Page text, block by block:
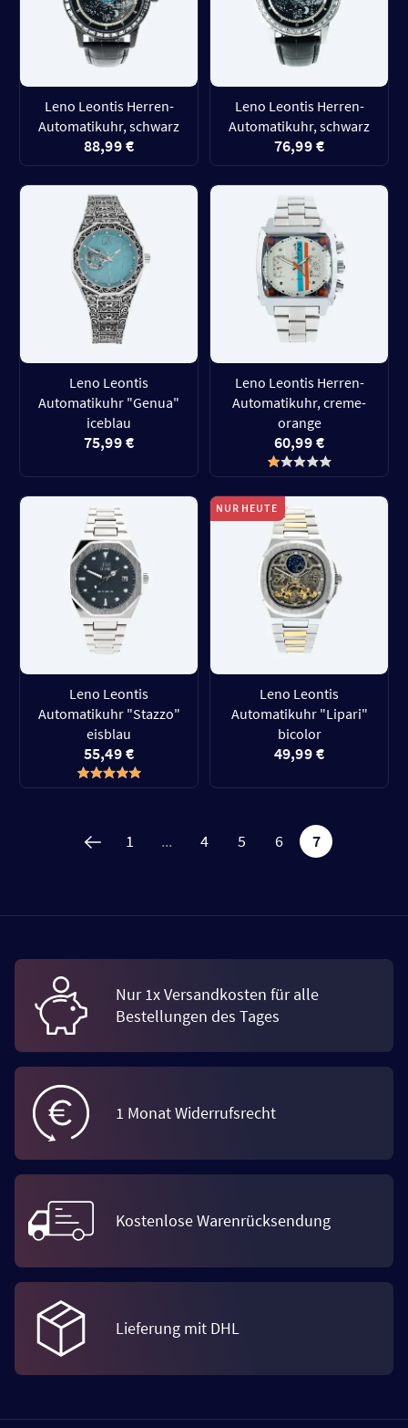
Leno Leontis Herren-
Automatikuhr, schwarz
88,99 €
Leno Leontis Herren-
Automatikuhr, schwarz
76,99 €
Leno Leontis
Automatikuhr "Genua"
iceblau
75,99 €
Leno Leontis Herren-
Automatikuhr, creme-
orange
60,99 €
Leno Leontis
Automatikuhr "Stazzo"
eisblau
55,49 €
NUR HEUTE
Leno Leontis
Automatikuhr "Lipari"
bicolor
49,99 €
1 ... 4 5 6 7
Nur 1x Versandkosten für alle
Bestellungen des Tages
1 Monat Widerrufsrecht
Kostenlose Warenrücksendung
Lieferung mit DHL